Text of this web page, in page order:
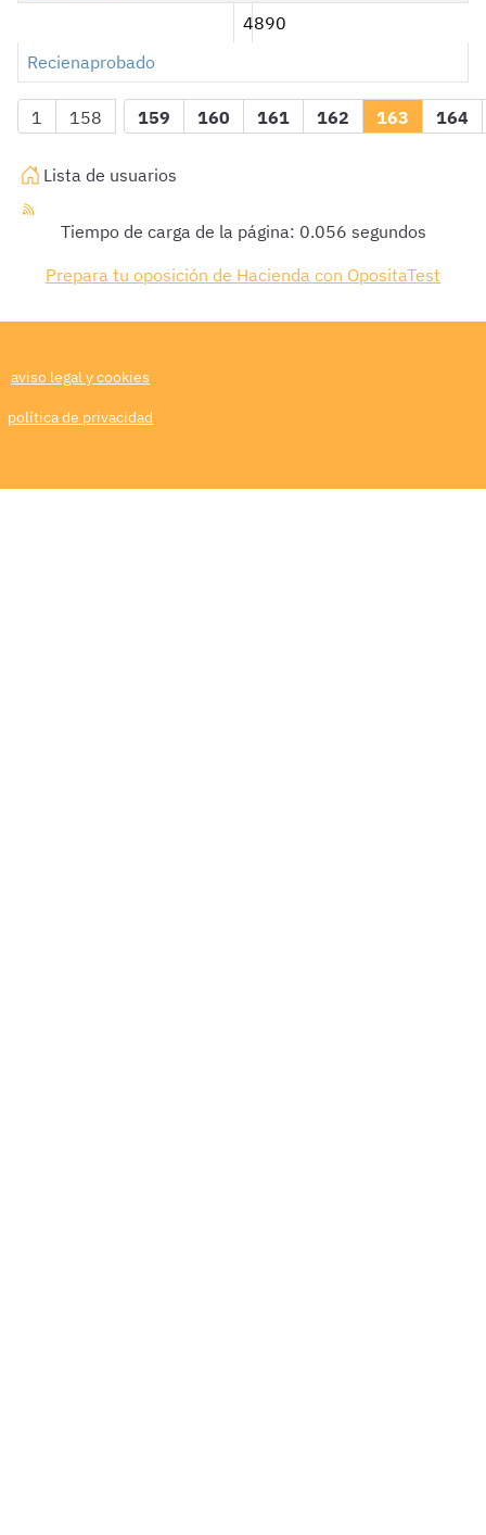
4890
Recienaprobado
1 158 159 160 161 162 163 164
Lista de usuarios
Tiempo de carga de la página: 0.056 segundos
Prepara tu oposición de Hacienda con OpositaTest
aviso legal y cookies
política de privacidad